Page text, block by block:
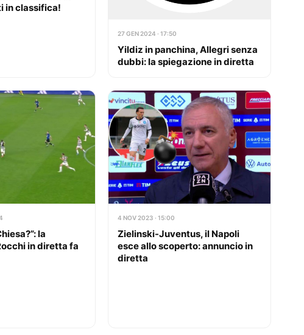
in classifica!
27 GEN 2024 · 17:50
Yildiz in panchina, Allegri senza
dubbi: la spiegazione in diretta
la
in diretta fa
4 NOV 2023 · 15:00
Zielinski-Juventus, il Napoli
esce allo scoperto: annuncio in
diretta